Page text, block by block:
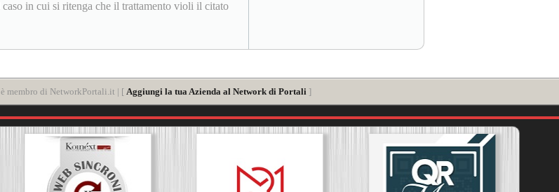
in cui si ritenga che il trattamento violi il citato
membro di NetworkPortali.it | [ Aggiungi la tua Azienda al Network di Portali ]